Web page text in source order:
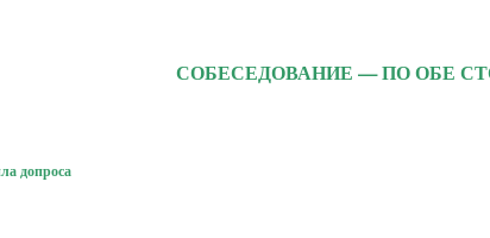
СОБЕСЕДОВАНИЕ — ПО ОБЕ
допроса